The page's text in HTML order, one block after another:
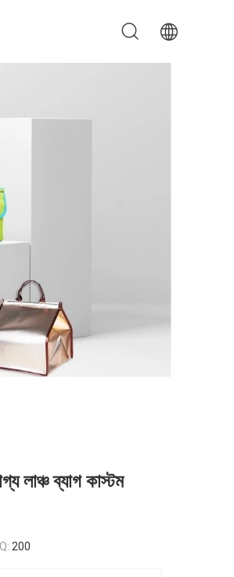
লাঞ্চ ব্যাগ কাস্টম
200